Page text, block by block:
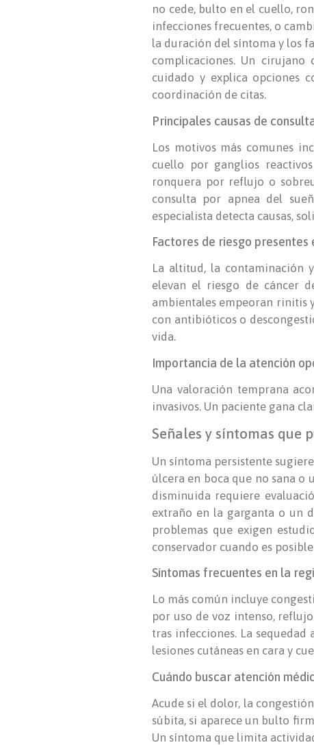
no cede, bulto en el cuello,
infecciones frecuentes, o
la duración del síntoma y los
complicaciones. Un
cuidado y explica opciones
coordinación de citas.
Principales causas de
Los motivos más comunes
cuello por ganglios
ronquera por reflujo o
consulta por apnea del
especialista detecta causas,
Factores de riesgo presentes
La altitud, la contaminación
elevan el riesgo de cáncer
ambientales empeoran rinitis
con antibióticos o
vida.
Importancia de la atención
Una valoración temprana
invasivos. Un paciente gana
Señales y síntomas que
Un síntoma persistente
úlcera en boca que no sana
disminuida requiere
extraño en la garganta o un
problemas que exigen
conservador cuando es
Síntomas frecuentes en la
Lo más común incluye
por uso de voz intenso,
tras infecciones. La
lesiones cutáneas en cara y
Cuándo buscar atención
Acude si el dolor, la
súbita, si aparece un bulto
Un síntoma que limita